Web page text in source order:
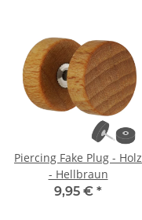
Piercing Fake Plug - Holz
- Hellbraun
9,95 € *